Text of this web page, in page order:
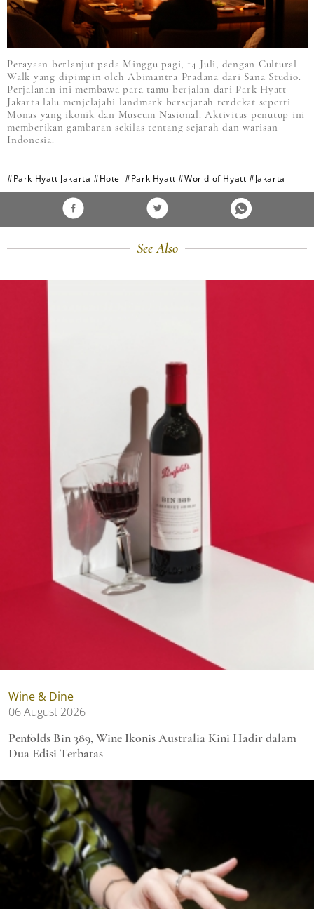
Perayaan berlanjut pada Minggu pagi, 14 Juli, dengan Cultural
Walk yang dipimpin oleh Abimantra Pradana dari Sana Studio.
Perjalanan ini membawa para tamu berjalan dari Park Hyatt
Jakarta lalu menjelajahi landmark bersejarah terdekat seperti
Monas yang ikonik dan Museum Nasional. Aktivitas penutup ini
memberikan gambaran sekilas tentang sejarah dan warisan
Indonesia.
#Park Hyatt Jakarta #Hotel #Park Hyatt #World of Hyatt #Jakarta
See Also
Wine & Dine
06 August 2026
Penfolds Bin 389, Wine Ikonis Australia Kini Hadir dalam
Dua Edisi Terbatas